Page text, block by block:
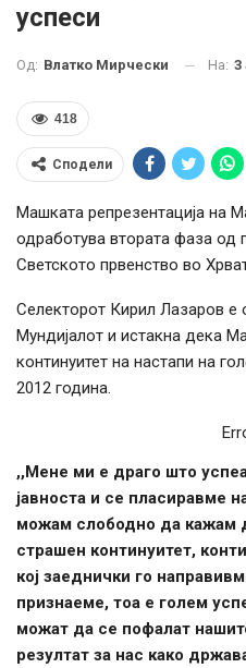
успеси
Од: Влатко Мирчески На: 3
418
Сподели
Машката репрезентација на
одработува втората фаза од
Светското првенство во
Селекторот Кирил Лазаров е
Мундијалот и истакна дека
континуитет на настапи на
2012 година.
,,Мене ми е драго што
јавноста и се пласиравме
можам слободно да кажам
страшен континуитет,
кој заеднички го
признаеме, тоа е голем
можат да се пофалат
резултат за нас како